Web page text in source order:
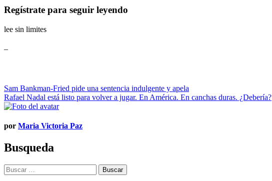
Regístrate para seguir leyendo
lee sin limites
Navegación
de
Sam Bankman-Fried pide una sentencia indulgente y apela
Rafael Nadal está listo para volver a jugar. En América. En canchas duras. ¿Debería?
por Maria Victoria Paz
Busqueda
Buscar: